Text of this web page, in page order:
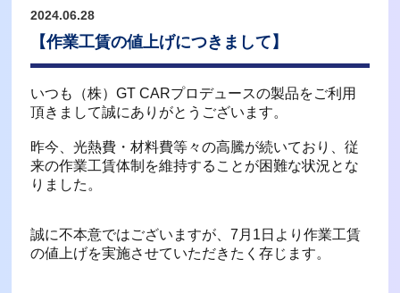
2024.06.28
【作業工賃の値上げにつきまして】
いつも（株）GT CARプロデュースの製品をご利用
頂きまして誠にありがとうございます。
昨今、光熱費・材料費等々の高騰が続いており、従
来の作業工賃体制を維持することが困難な状況とな
りました。
誠に不本意ではございますが、7月1日より作業工賃
の値上げを実施させていただきたく存じます。